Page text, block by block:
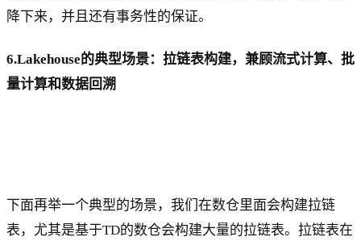
降下来，并且还有事务性的保证。
6.Lakehouse的典型场景：拉链表构建，兼顾流式计算、批
量计算和数据回溯
下面再举一个典型的场景，我们在数仓里面会构建拉链
表，尤其是基于TD的数仓会构建大量的拉链表。拉链表在